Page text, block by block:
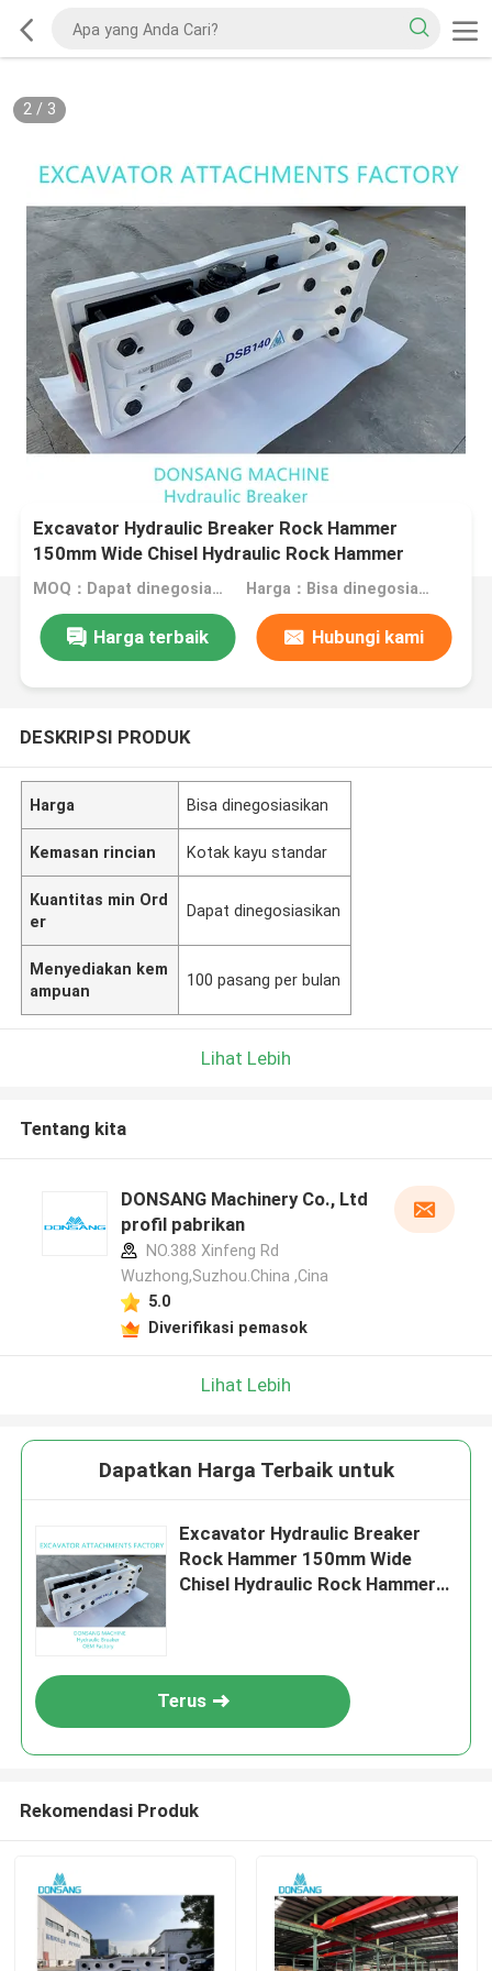
2/ 3
Excavator Hydraulic Breaker Rock Hammer
150mm Wide Chisel Hydraulic Rock Hammer
HB30G SB81 Untuk 28 Ton 35 Ton Pabrik OEM
MOQ：Dapat dinegosiasikan Harga：Bisa dinegosiasikan
Harga terbaik Hubungi kami
DESKRIPSI PRODUK
Harga Bisa dinegosiasikan
Kemasan rincian Kotak kayu standar
Kuantitas min Ord
er
Dapat dinegosiasikan
Menyediakan kem
ampuan
100 pasang per bulan
Lihat Lebih
Tentang kita
DONSANG Machinery Co., Ltd
profil pabrikan
NO.388 Xinfeng Rd
Wuzhong,Suzhou.China ,Cina
5.0
Diverifikasi pemasok
Lihat Lebih
Dapatkan Harga Terbaik untuk
Excavator Hydraulic Breaker
Rock Hammer 150mm Wide
Chisel Hydraulic Rock Hammer
Terus
Rekomendasi Produk